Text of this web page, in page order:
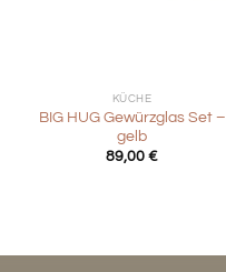
KÜCHE
BIG HUG Gewürzglas Set –
gelb
89,00 €